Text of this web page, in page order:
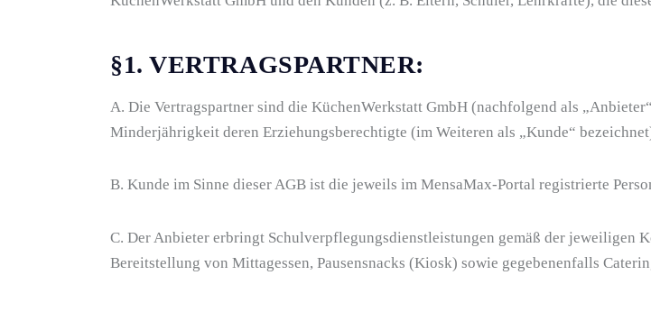
§1. VERTRAGSPARTNER:
A. Die Vertragspartner sind die KüchenWerkstatt GmbH (nachfolgend als
Minderjährigkeit deren Erziehungsberechtigte (im Weiteren als „Kunde“
B. Kunde im Sinne dieser AGB ist die jeweils im MensaMax-Portal registrierte
C. Der Anbieter erbringt Schulverpflegungsdienstleistungen gemäß der jeweiligen
Bereitstellung von Mittagessen, Pausensnacks (Kiosk) sowie gegebenenfalls